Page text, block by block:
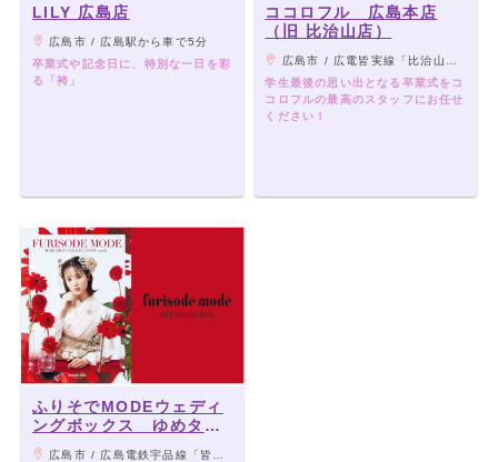
LILY 広島店
広島市 / 広島駅から車で5分
卒業式や記念日に、特別な一日を彩
る「袴」
ココロフル 広島本店
（旧 比治山店）
広島市 / 広電皆実線「比治山橋駅」より徒歩1分
学生最後の思い出となる卒業式をコ
コロフルの最高のスタッフにお任せ
ください！
ふりそでMODEウェディ
ングボックス ゆめタウ
ン広島店
広島市 / 広島電鉄宇品線「皆実町六丁目駅」より徒歩4分